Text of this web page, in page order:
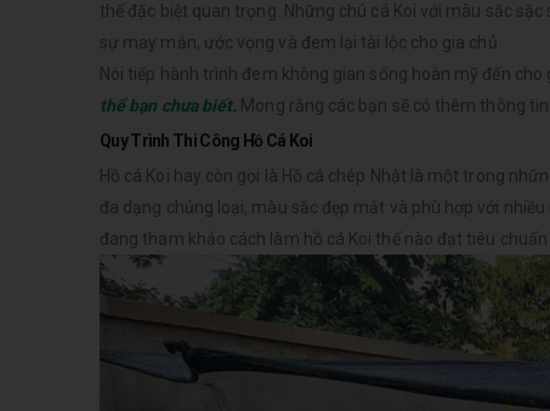
thế đặc biệt quan trọng. Những chú cá Koi với màu sắc
sự may mắn, ước vọng và đem lại tài lộc cho gia chủ.
Nói tiếp hành trình đem không gian sống hoàn mỹ đến cho
thể bạn chưa biết. Mong rằng các bạn sẽ có thêm thông
Quy Trình Thi Công Hồ Cá Koi
Hồ cá Koi hay còn gọi là Hồ cá chép Nhật là một trong
đa dạng chủng loại, màu sắc đẹp mắt và phù hợp với
đang tham khảo cách làm hồ cá Koi thế nào đạt tiêu